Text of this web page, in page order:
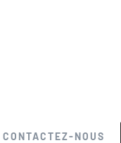
CONTACTEZ-NOUS